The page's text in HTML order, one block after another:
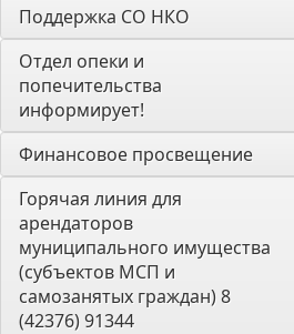
Поддержка СО НКО
Отдел опеки и
попечительства
информирует!
Финансовое просвещение
Горячая линия для
арендаторов
муниципального имущества
(субъектов МСП и
самозанятых граждан) 8
(42376) 91344